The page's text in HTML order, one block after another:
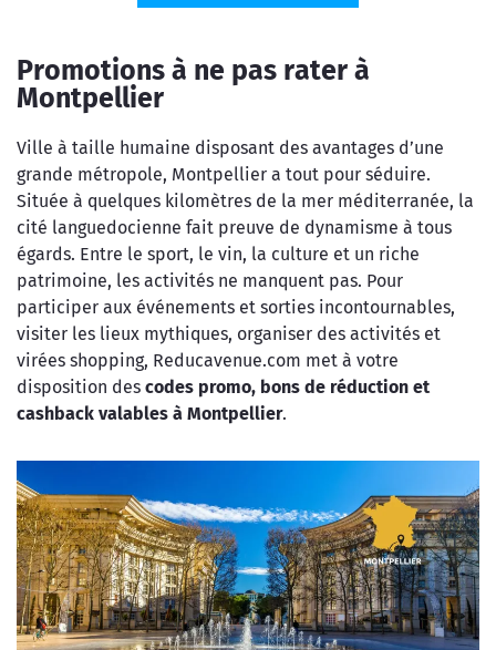
Promotions à ne pas rater à
Montpellier
Ville à taille humaine disposant des avantages d’une
grande métropole, Montpellier a tout pour séduire.
Située à quelques kilomètres de la mer méditerranée, la
cité languedocienne fait preuve de dynamisme à tous
égards. Entre le sport, le vin, la culture et un riche
patrimoine, les activités ne manquent pas. Pour
participer aux événements et sorties incontournables,
visiter les lieux mythiques, organiser des activités et
virées shopping, Reducavenue.com met à votre
disposition des codes promo, bons de réduction et
cashback valables à Montpellier.